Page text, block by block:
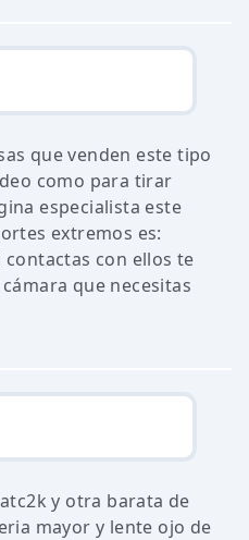
que venden este tipo
como para tirar
especialista este
extremos es:
con ellos te
que necesitas
y otra barata de
mayor y lente ojo de